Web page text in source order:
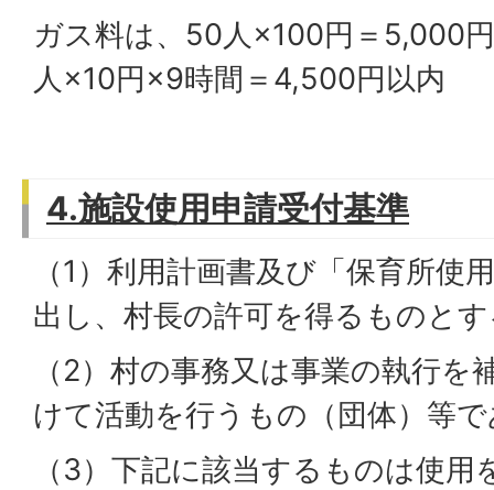
ガス料は、50人×100円＝5,000
人×10円×9時間＝4,500円以内
4.施設使用申請受付基準
（1）利用計画書及び「保育所使
出し、村長の許可を得るものと
（2）村の事務又は事業の執行を
けて活動を行うもの（団体）等
（3）下記に該当するものは使用